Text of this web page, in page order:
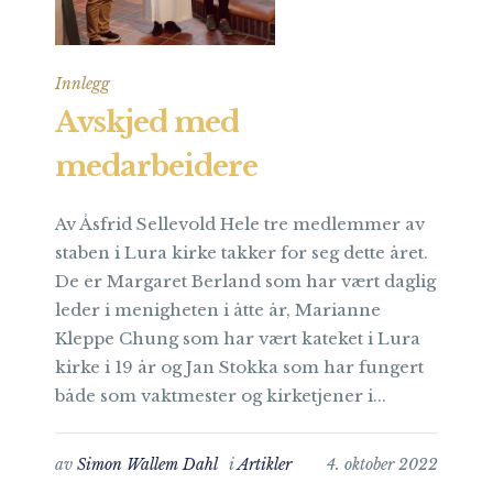
Innlegg
Avskjed med
medarbeidere
Av Åsfrid Sellevold Hele tre medlemmer av
staben i Lura kirke takker for seg dette året.
De er Margaret Berland som har vært daglig
leder i menigheten i åtte år, Marianne
Kleppe Chung som har vært kateket i Lura
kirke i 19 år og Jan Stokka som har fungert
både som vaktmester og kirketjener i...
4. oktober 2022
av Simon Wallem Dahl iArtikler